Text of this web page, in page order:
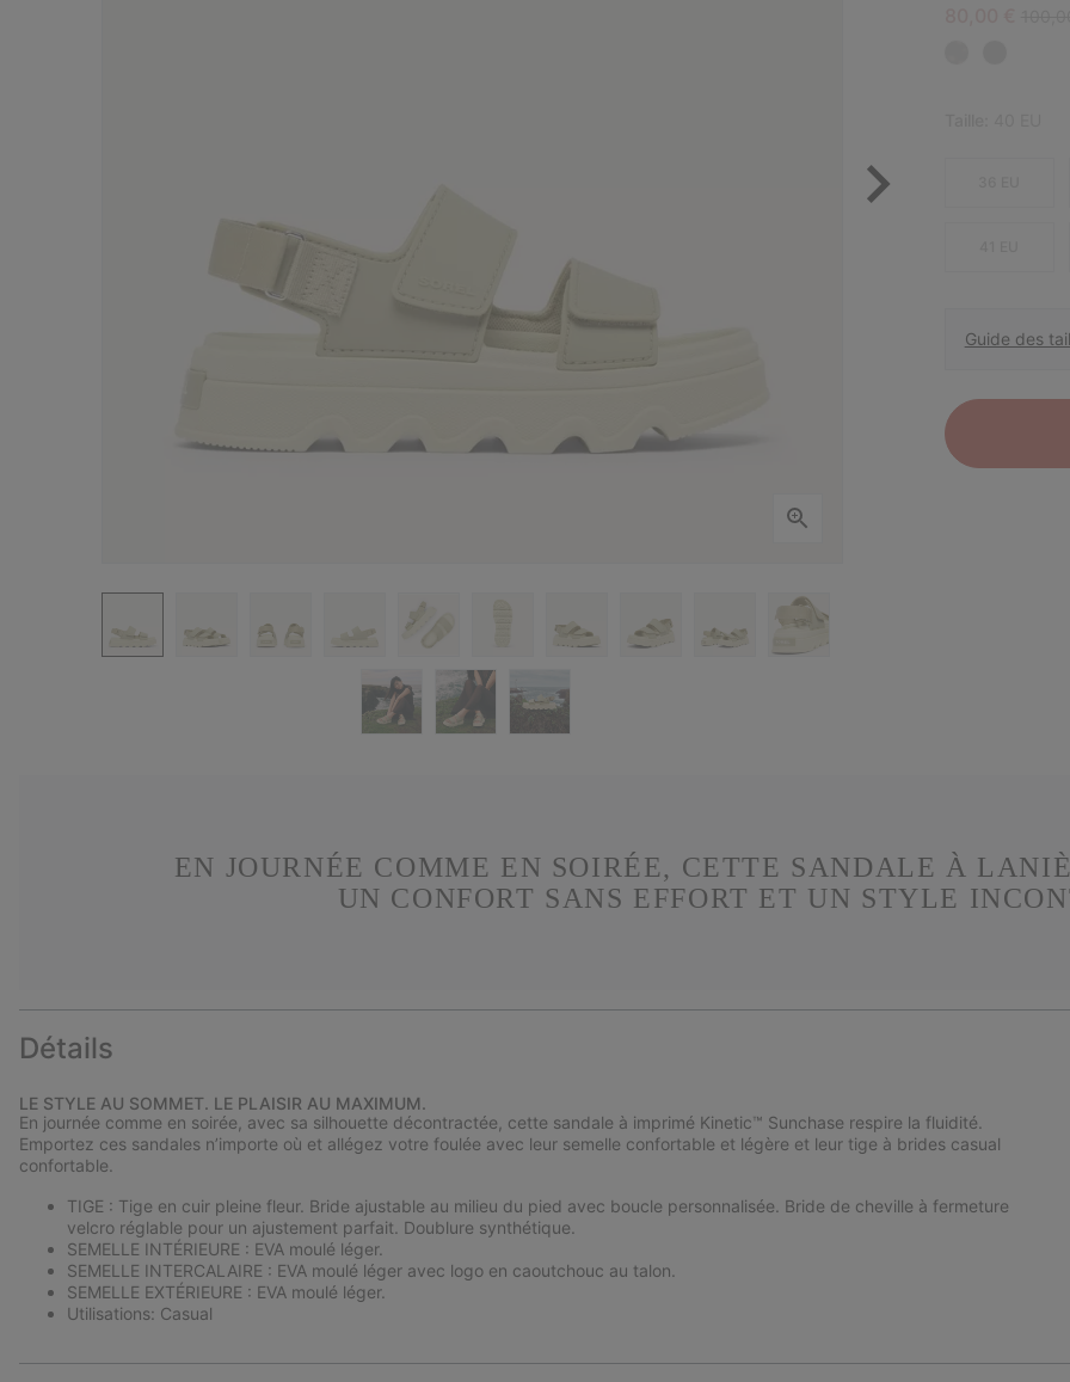
Guide des
EN JOURNÉE COMME EN SOIRÉE, CETTE SANDALE À
UN CONFORT SANS EFFORT ET UN STYLE
Détails
LE STYLE AU SOMMET. LE PLAISIR AU MAXIMUM.
En journée comme en soirée, avec sa silhouette décontractée, cette sandale à imprimé Kinetic™ Sunchase respire la fluidité.
Emportez ces sandales n’importe où et allégez votre foulée avec leur semelle confortable et légère et leur tige à brides casual
confortable.
TIGE : Tige en cuir pleine fleur. Bride ajustable au milieu du pied avec boucle personnalisée. Bride de cheville à fermeture
velcro réglable pour un ajustement parfait. Doublure synthétique.
SEMELLE INTÉRIEURE : EVA moulé léger.
SEMELLE INTERCALAIRE : EVA moulé léger avec logo en caoutchouc au talon.
SEMELLE EXTÉRIEURE : EVA moulé léger.
Utilisations: Casual